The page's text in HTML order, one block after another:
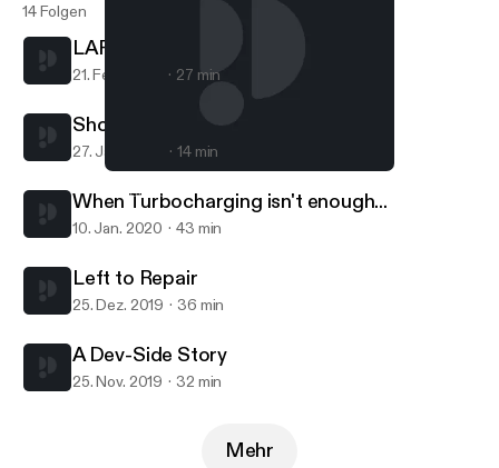
TalkBoard
14 Folgen
LARPingQuoll
21. Feb. 2020 27 min
Short Session with Sam
27. Jan. 2020 14 min
When Turbocharging isn't enough...
10. Jan. 2020 43 min
Left to Repair
25. Dez. 2019 36 min
A Dev-Side Story
25. Nov. 2019 32 min
Mehr